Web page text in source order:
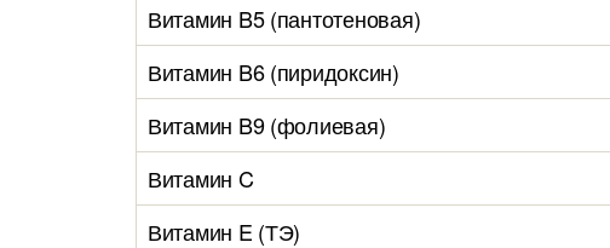
Витамин B5 (пантотеновая)
Витамин B6 (пиридоксин)
Витамин B9 (фолиевая)
Витамин C
Витамин E (ТЭ)